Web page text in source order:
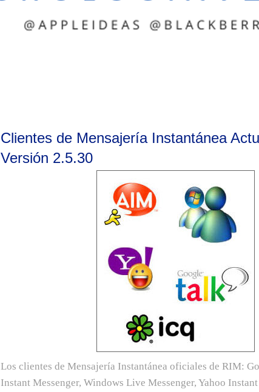
Clientes de Mensajería Instantánea
Versión 2.5.30
Los clientes de Mensajería Instantánea oficiales de RIM:
Instant Messenger, Windows Live Messenger, Yahoo